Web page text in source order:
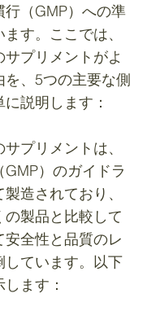
行（GMP）への準
す。ここでは、
プリメントがよ
を、5つの主要な側
説明します：
プリメントは、
）のガイドラ
造されており、
製品と比較して
全性と品質のレ
しています。以下
ます：